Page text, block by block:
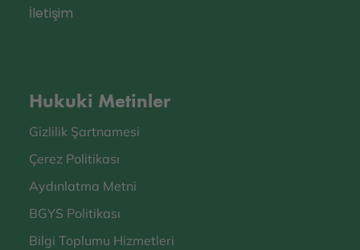
İletişim
Hukuki Metinler
Gizlilik Şartnamesi
Çerez Politikası
Aydınlatma Metni
BGYS Politikası
Bilgi Toplumu Hizmetleri